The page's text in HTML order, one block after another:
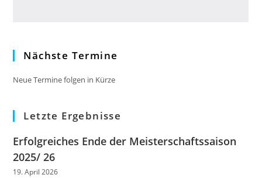
Nächste Termine
Neue Termine folgen in Kürze
Letzte Ergebnisse
Erfolgreiches Ende der Meisterschaftssaison
2025/ 26
19. April 2026